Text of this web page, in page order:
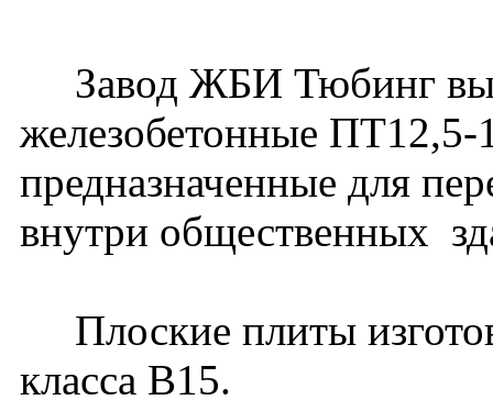
Завод ЖБИ Тюбинг
железобетонные
предназначенные для
внутри общественных
Плоские плиты
класса В15.